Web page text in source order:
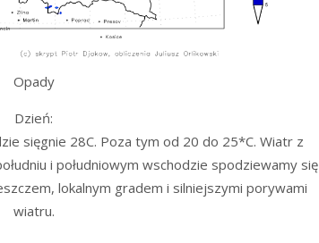
Opady
Dzień:
sięgnie 28C. Poza tym od 20 do 25*C. Wiatr z
i południowym wschodzie spodziewamy się
lokalnym gradem i silniejszymi porywami
wiatru.